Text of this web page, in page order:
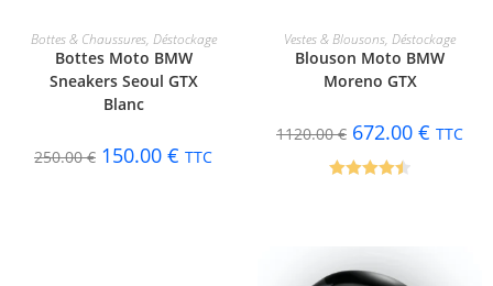
CHOIX DES OPTIONS
Bottes & Chaussures, Déstockage
Bottes Moto BMW
Sneakers Seoul GTX
Blanc
250.00€ 150.00 € TTC
CHOIX DES OPTIONS
Vestes & Blousons, Déstockage
Blouson Moto BMW
Moreno GTX
1120.00€ 672.00 € TTC